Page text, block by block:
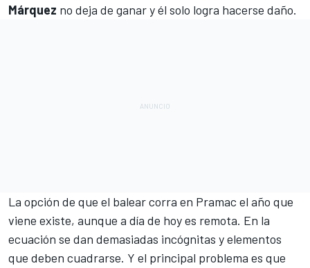
Márquez no deja de ganar y él solo logra hacerse daño.
La opción de que el balear corra en Pramac el año que
viene existe, aunque a día de hoy es remota. En la
ecuación se dan demasiadas incógnitas y elementos
que deben cuadrarse. Y el principal problema es que